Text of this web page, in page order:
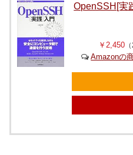
OpenSSH[実
￥2,450（
Amazonの